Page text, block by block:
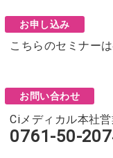
お申し込み
こちらのセミナー
お問い合わせ
Ciメディカル本社
0761-50-